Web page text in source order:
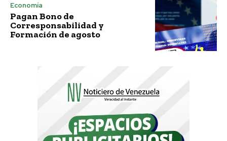
Economía
Pagan Bono de
Corresponsabilidad y
Formación de agosto